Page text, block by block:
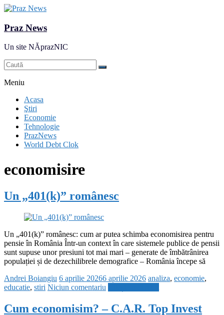
Praz News
Un site NĂprazNIC
Meniu
Acasa
Ştiri
Economie
Tehnologie
PrazNews
World Debt Clok
economisire
Un „401(k)” românesc
Un „401(k)” românesc: cum ar putea schimba economisirea pentru
pensie în România Într-un context în care sistemele publice de pensii
sunt supuse unor presiuni tot mai mari – generate de îmbătrânirea
populației și de dezechilibrele demografice – România începe să
Andrei Boiangiu 6 aprilie 20266 aprilie 2026 analiza, economie,
educatie, stiri Niciun comentariu
Cum economisim? – C.A.R. Top Invest